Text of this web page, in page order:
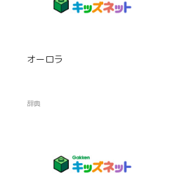
オーロラ
辞典